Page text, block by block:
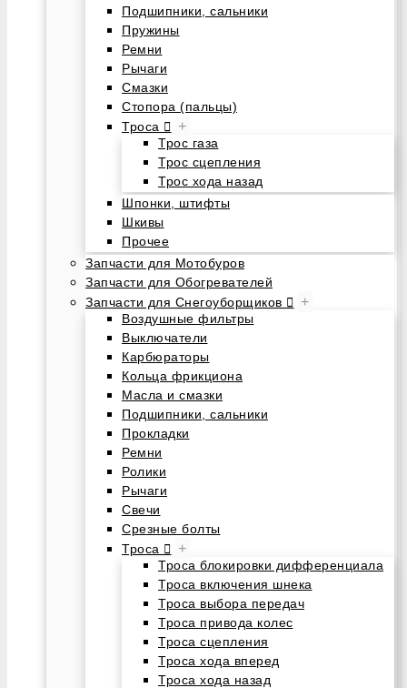
Подшипники, сальники
Пружины
Ремни
Рычаги
Смазки
Стопора (пальцы)
Троса
+
Трос газа
Трос сцепления
Трос хода назад
Шпонки, штифты
Шкивы
Прочее
Запчасти для Мотобуров
Запчасти для Обогревателей
Запчасти для Снегоуборщиков
+
Воздушные фильтры
Выключатели
Карбюраторы
Кольца фрикциона
Масла и смазки
Подшипники, сальники
Прокладки
Ремни
Ролики
Рычаги
Свечи
Срезные болты
Троса
+
Троса блокировки дифференциала
Троса включения шнека
Троса выбора передач
Троса привода колес
Троса сцепления
Троса хода вперед
Троса хода назад